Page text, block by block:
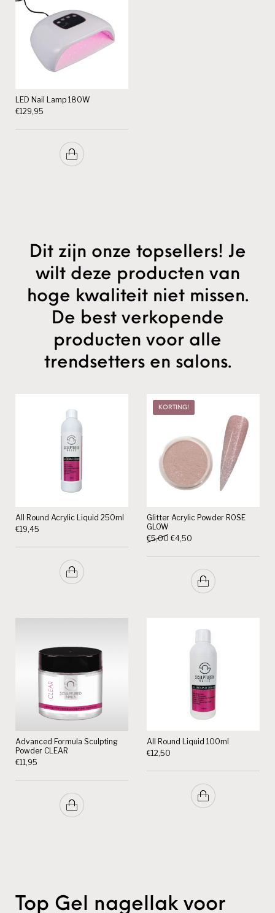
LED Nail Lamp 180W
€129,95
Dit zijn onze topsellers! Je
wilt deze producten van
hoge kwaliteit niet missen.
De best verkopende
producten voor alle
trendsetters en salons.
All Round Acrylic Liquid 250ml
€19,45
KORTING!
Glitter Acrylic Powder ROSE
GLOW
€5,00 Oorspronkelijke prijs was:
€4,50
Advanced Formula Sculpting
Powder CLEAR
€11,95
All Round Liquid 100ml
€12,50
Top Gel nagellak voor